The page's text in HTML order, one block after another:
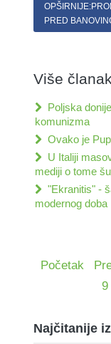
PRED
Više
Poljska
komunizma
Ovako je
U Italiji
mediji o tome
"Ekranitis" -
modernog doba
Početak
9
Najčitanije